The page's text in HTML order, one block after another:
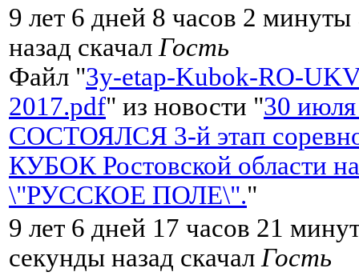
9 лет 6 дней 8 часов 2
назад скачал Гость
Файл "3y-etap-Kubok-RO-
2017.pdf" из новости "30 июля
СОСТОЯЛСЯ 3-й этап
КУБОК Ростовской области
\"РУССКОЕ ПОЛЕ\"."
9 лет 6 дней 17 часов 21
секунды назад скачал Гость